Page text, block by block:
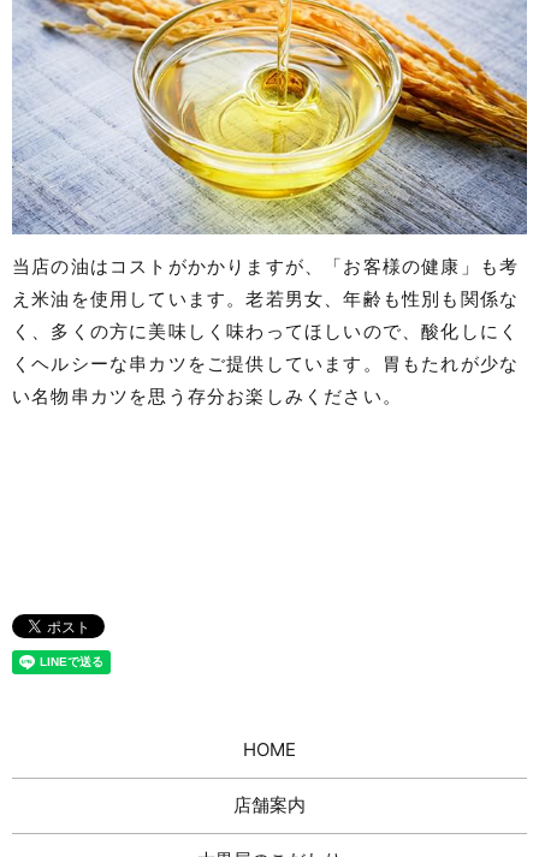
当店の油はコストがかかりますが、「お客様の健康」も考
え米油を使用しています。老若男女、年齢も性別も関係な
く、多くの方に美味しく味わってほしいので、酸化しにく
くヘルシーな串カツをご提供しています。胃もたれが少な
い名物串カツを思う存分お楽しみください。
HOME
店舗案内